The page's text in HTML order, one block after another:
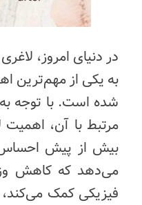
در دنیای امروز،
به یکی از مهم‌ترین
شده است. با توجه
مرتبط با آن،
بیش از پیش
می‌دهد که کاهش
فیزیکی کمک می‌کند،